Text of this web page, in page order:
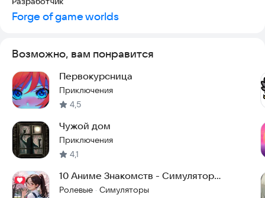
Forge of game worlds
Возможно, вам понравится
Первокурсница
Приключения
4,5
Чужой дом
Приключения
4,1
10 Аниме Знакомств - Симулятор
Свиданий
Ролевые · Симуляторы